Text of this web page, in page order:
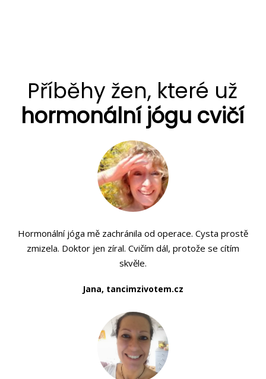
Příběhy žen, které už
hormonální jógu cvičí
Hormonální jóga mě zachránila od operace. Cysta prostě
zmizela. Doktor jen zíral. Cvičím dál, protože se cítím
skvěle.
Jana, tancimzivotem.cz